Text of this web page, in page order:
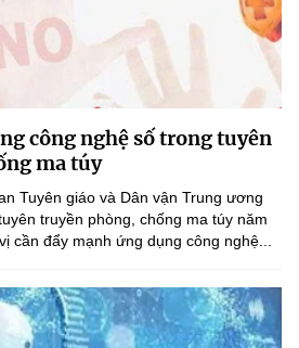
công nghệ số trong tuyên
ma túy
Tuyên giáo và Dân vận Trung ương
truyền phòng, chống ma túy năm
cần đẩy mạnh ứng dụng công nghệ...